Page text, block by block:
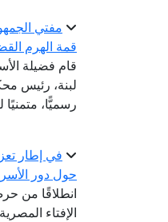
مفتي
قمة الهرم
قام فضيلة
لبنة، رئيس
رسميًّا، متمنيًا
في إطار
حول دور
انطلاقًا من
الإفتاء